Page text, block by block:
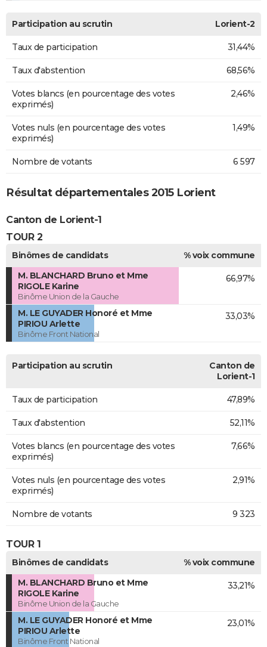
Participation au scrutin Lorient-2
Taux de participation 31,44%
Taux d'abstention 68,56%
Votes blancs (en pourcentage des votes
exprimés)
2,46%
Votes nuls (en pourcentage des votes
exprimés)
1,49%
Nombre de votants 6 597
Résultat départementales 2015 Lorient
Canton de Lorient-1
TOUR 2
Binômes de candidats
% voix commune
M. BLANCHARD Bruno et Mme
RIGOLE Karine
Binôme Union de la Gauche
66,97%
M. LE GUYADER Honoré et Mme
PIRIOU Arlette
Binôme Front National
33,03%
Participation au scrutin
Canton de
Lorient-1
Taux de participation 47,89%
Taux d'abstention 52,11%
Votes blancs (en pourcentage des votes
exprimés)
7,66%
Votes nuls (en pourcentage des votes
exprimés)
2,91%
Nombre de votants 9 323
TOUR 1
Binômes de candidats
% voix commune
M. BLANCHARD Bruno et Mme
RIGOLE Karine
Binôme Union de la Gauche
33,21%
M. LE GUYADER Honoré et Mme
PIRIOU Arlette
Binôme Front National
23,01%